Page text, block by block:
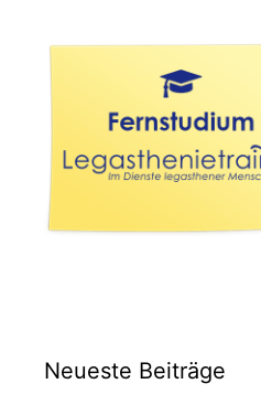
Neueste Beiträge